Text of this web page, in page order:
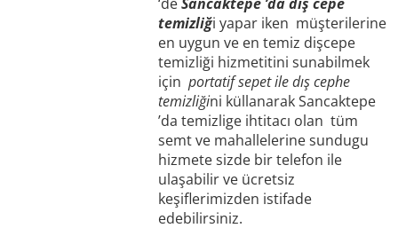
temizliği yapar iken müşterilerine
en uygun ve en temiz dişcepe
temizliği hizmetitini sunabilmek
içinportatif sepet ile dış cephe
temizliğini küllanarak Sancaktepe
’da temizlige ihtitacı olan tüm
semt ve mahallelerine sundugu
hizmete sizde bir telefon ile
ulaşabilir ve ücretsiz
keşiflerimizden istifade
edebilirsiniz.